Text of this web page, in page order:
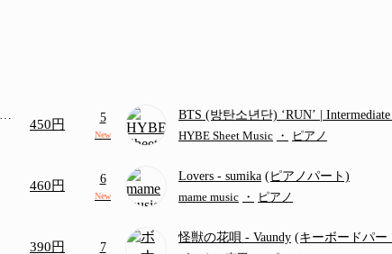
450円
460円
390円
5
New
BTS (방탄소년단) ‘RUN’ | Intermediate
HYBE Sheet Music ・ ピアノ
6
New
Lovers - sumika (ピアノパート)
mame music ・ ピアノ
7
怪獣の花唄 - Vaundy (キーボードパー